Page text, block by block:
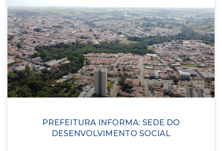
PREFEITURA INFORMA: SEDE DO
DESENVOLVIMENTO SOCIAL